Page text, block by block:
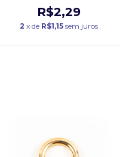
R$2,29
2 x de R$1,15 sem juros